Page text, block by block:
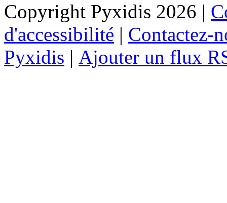
Copyright Pyxidis 2026 |
d'accessibilité | Contactez-
Pyxidis | Ajouter un flux